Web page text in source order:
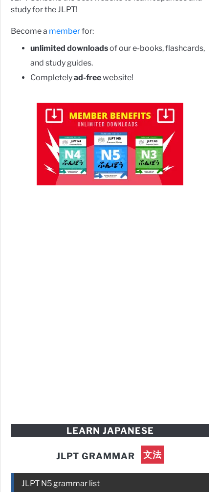
study for the JLPT!
Become a memberfor:
unlimited downloadsof our e-books, flashcards,
and study guides.
Completelyad-freewebsite!
LEARN JAPANESE
JLPT GRAMMAR 文法
JLPT N5 grammar list